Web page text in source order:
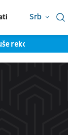
Srb
rekorde: